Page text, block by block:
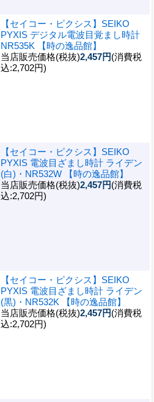
【セイコー・ピクシス】SEIKO
PYXIS デジタル電波目覚まし時計
NR535K 【時の逸品館】
当店販売価格(税抜)2,457円(消費税
込:2,702円)
【セイコー・ピクシス】SEIKO
PYXIS 電波目ざまし時計 ライデン
(白)・NR532W 【時の逸品館】
当店販売価格(税抜)2,457円(消費税
込:2,702円)
【セイコー・ピクシス】SEIKO
PYXIS 電波目ざまし時計 ライデン
(黒)・NR532K 【時の逸品館】
当店販売価格(税抜)2,457円(消費税
込:2,702円)